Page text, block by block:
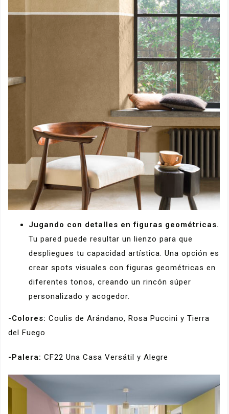
Jugando con detalles en figuras geométricas.
Tu pared puede resultar un lienzo para que
despliegues tu capacidad artística. Una opción es
crear spots visuales con figuras geométricas en
diferentes tonos, creando un rincón súper
personalizado y acogedor.
-Colores: Coulis de Arándano, Rosa Puccini y Tierra
del Fuego
-Palera: CF22 Una Casa Versátil y Alegre